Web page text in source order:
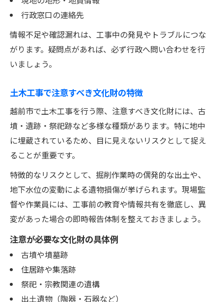
行政窓口の連絡先
情報不足や確認漏れは、工事中の発見やトラブルにつな
がります。疑問点があれば、必ず行政へ問い合わせを行
いましょう。
土木工事で注意すべき文化財の特徴
越前市で土木工事を行う際、注意すべき文化財には、古
墳・遺跡・祭祀跡など多様な種類があります。特に地中
に埋蔵されているため、目に見えないリスクとして捉え
ることが重要です。
特徴的なリスクとして、掘削作業時の偶発的な出土や、
地下水位の変動による遺物損傷が挙げられます。現場監
督や作業員には、工事前の教育や情報共有を徹底し、異
変があった場合の即時報告体制を整えておきましょう。
注意が必要な文化財の具体例
古墳や墳墓跡
住居跡や集落跡
祭祀・宗教関連の遺構
出土遺物（陶器・石器など）